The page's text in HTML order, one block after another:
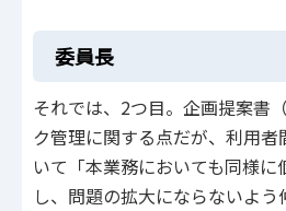
委員長
それでは、2つ目。企画提案書
ク管理に関する点だが、利用
いて「本業務においても同様
し、問題の拡大にならないよ